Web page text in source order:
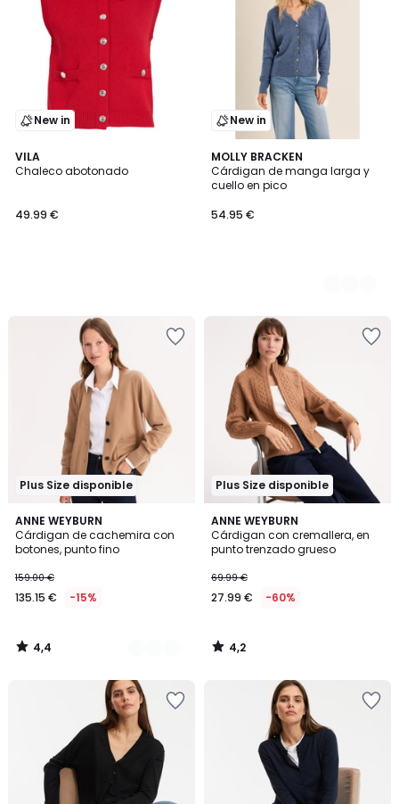
New in
VILA
Chaleco abotonado
49.99 €
New in
MOLLY BRACKEN
Cárdigan de manga larga y
cuello en pico
54.95 €
2
Colores
Plus Size disponible
ANNE WEYBURN
Cárdigan de cachemira con
botones, punto fino
159.00 €
135.15 € -15%
4,4
/ 5
2
Colores
4,4
/
Plus Size disponible
ANNE WEYBURN
Cárdigan con cremallera, en
punto trenzado grueso
69.99 €
27.99 € -60%
4,2
/ 5
4,2
/